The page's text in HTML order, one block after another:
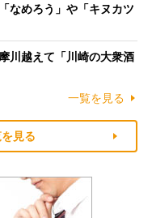
なめろう」や「キヌカツ
川越えて「川崎の大衆酒
一覧を見る
見る